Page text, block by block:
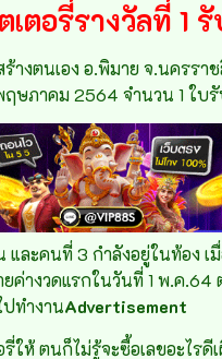
ตอรี่รางวัลที่ 1
งตนเอง อ.พิมาย จ.นครรา
ฤษภาคม 2564 จำนวน 1 ใบ
ละคนที่ 3 กำลังอยู่ในท้อง เ
างวดแรกในวันที่ 1 พ.ค.64
ปทำงานAdvertisement
ห้ ตนก็ไม่รู้จะซื้อเลขอะไรดี